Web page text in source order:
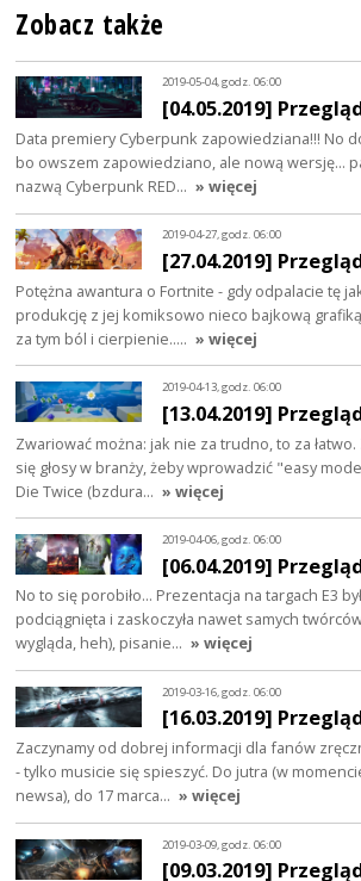
Zobacz także
2019-05-04, godz. 06:00
[04.05.2019]
Data premiery Cyberpunk zapowiedziana!!! No
bo owszem zapowiedziano, ale nową wersję...
nazwą Cyberpunk RED… » więcej
2019-04-27, godz. 06:00
[27.04.2019]
Potężna awantura o Fortnite - gdy odpalacie tę
produkcję z jej komiksowo nieco bajkową
za tym ból i cierpienie..… » więcej
2019-04-13, godz. 06:00
[13.04.2019]
Zwariować można: jak nie za trudno, to za
się głosy w branży, żeby wprowadzić "easy
Die Twice (bzdura… » więcej
2019-04-06, godz. 06:00
[06.04.2019]
No to się porobiło... Prezentacja na targach E3
podciągnięta i zaskoczyła nawet samych
wygląda, heh), pisanie… » więcej
2019-03-16, godz. 06:00
[16.03.2019]
Zaczynamy od dobrej informacji dla fanów
- tylko musicie się spieszyć. Do jutra (w
newsa), do 17 marca… » więcej
2019-03-09, godz. 06:00
[09.03.2019]